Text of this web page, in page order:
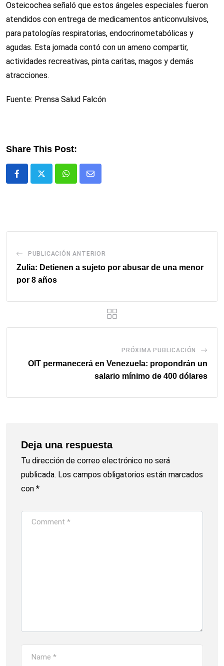
Osteicochea señaló que estos ángeles especiales fueron
atendidos con entrega de medicamentos anticonvulsivos,
para patologías respiratorias, endocrinometabólicas y
agudas. Esta jornada contó con un ameno compartir,
actividades recreativas, pinta caritas, magos y demás
atracciones.
Fuente: Prensa Salud Falcón
Share This Post:
WhatsappComparte
PUBLICACIÓN ANTERIOR
Zulia: Detienen a sujeto por abusar de una menor
por 8 años
PRÓXIMA PUBLICACIÓN
OIT permanecerá en Venezuela: propondrán un
salario mínimo de 400 dólares
Deja una respuesta
Tu dirección de correo electrónico no será
publicada. Los campos obligatorios están marcados
con *